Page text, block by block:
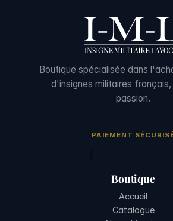
Boutique spécialisée dans
d'insignes militaires
passion.
PAIEMENT
Boutique
Accueil
Catalogue